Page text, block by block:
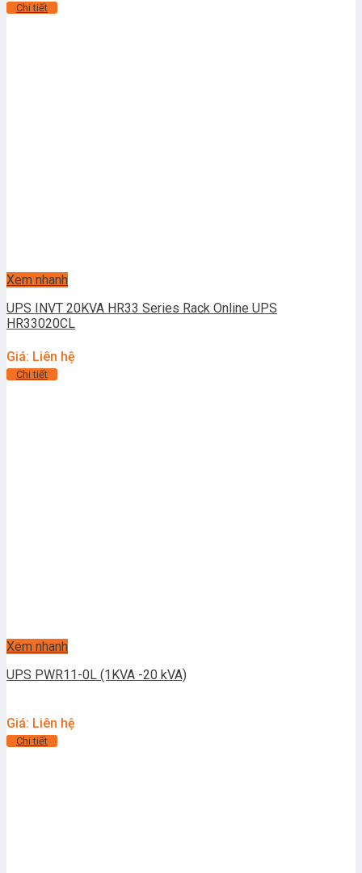
Chi tiết
Xem nhanh
UPS INVT 20KVA HR33 Series Rack Online UPS
HR33020CL
Giá: Liên hệ
Chi tiết
Xem nhanh
UPS PWR11-0L (1KVA -20 kVA)
Giá: Liên hệ
Chi tiết